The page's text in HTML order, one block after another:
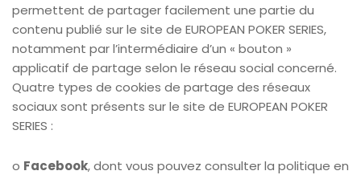
permettent de partager facilement une partie du
contenu publié sur le site de EUROPEAN POKER SERIES,
notamment par l’intermédiaire d’un « bouton »
applicatif de partage selon le réseau social concerné.
Quatre types de cookies de partage des réseaux
sociaux sont présents sur le site de EUROPEAN POKER
SERIES :
o Facebook, dont vous pouvez consulter la politique en